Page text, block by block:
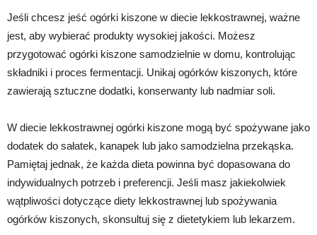
Jeśli chcesz jeść ogórki kiszone w diecie lekkostrawnej, ważne
jest, aby wybierać produkty wysokiej jakości. Możesz
przygotować ogórki kiszone samodzielnie w domu, kontrolując
składniki i proces fermentacji. Unikaj ogórków kiszonych, które
zawierają sztuczne dodatki, konserwanty lub nadmiar soli.
W diecie lekkostrawnej ogórki kiszone mogą być spożywane jako
dodatek do sałatek, kanapek lub jako samodzielna przekąska.
Pamiętaj jednak, że każda dieta powinna być dopasowana do
indywidualnych potrzeb i preferencji. Jeśli masz jakiekolwiek
wątpliwości dotyczące diety lekkostrawnej lub spożywania
ogórków kiszonych, skonsultuj się z dietetykiem lub lekarzem.